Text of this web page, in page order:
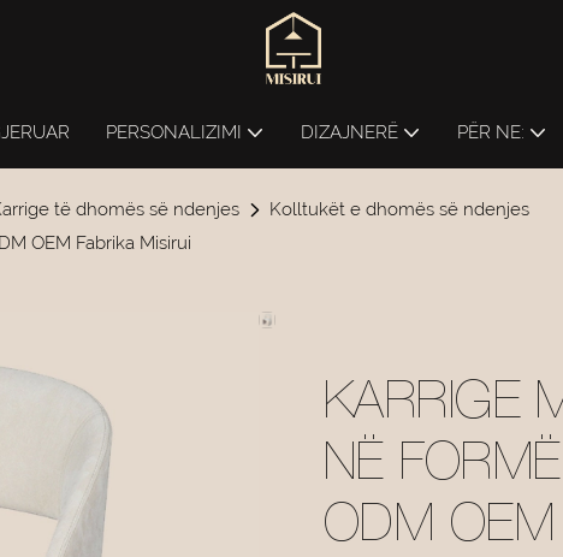
PERSONALIZIMI DIZAJNERË PËR NE:
të dhomës së ndenjes
Kolltukët e dhomës së ndenjes
OEM Fabrika Misirui
KARRIGE
NË
ODM OEM